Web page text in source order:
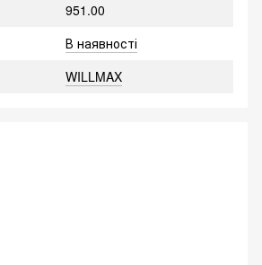
951.00
В наявності
WILLMAX